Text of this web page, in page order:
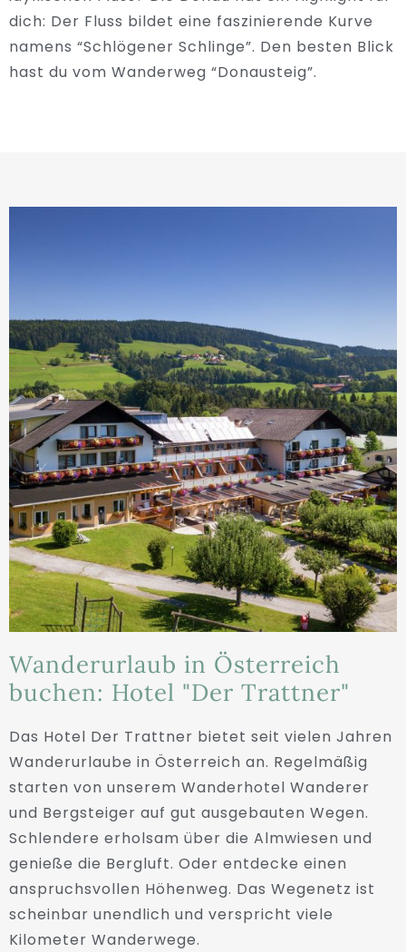
dich: Der Fluss bildet eine faszinierende Kurve
namens “Schlögener Schlinge”. Den besten Blick
hast du vom Wanderweg “Donausteig”.
Wanderurlaub in Österreich
buchen: Hotel "Der Trattner"
Das Hotel Der Trattner bietet seit vielen Jahren
Wanderurlaube in Österreich an. Regelmäßig
starten von unserem Wanderhotel Wanderer
und Bergsteiger auf gut ausgebauten Wegen.
Schlendere erholsam über die Almwiesen und
genieße die Bergluft. Oder entdecke einen
anspruchsvollen Höhenweg. Das Wegenetz ist
scheinbar unendlich und verspricht viele
Kilometer Wanderwege.